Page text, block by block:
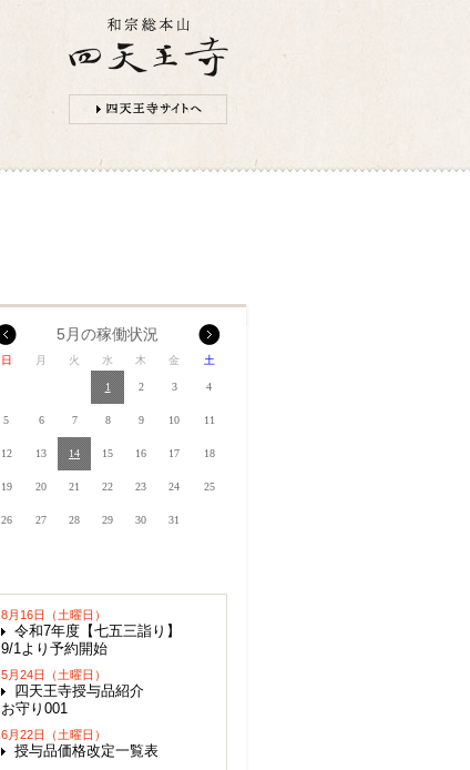
5月の稼働状況
日 月 火 水 木 金 土
1 2 3 4
5 6 7 8 9 10 11
12 13 14 15 16 17 18
19 20 21 22 23 24 25
26 27 28 29 30 31
8月16日（土曜日）
令和7年度【七五三詣り】
9/1より予約開始
5月24日（土曜日）
四天王寺授与品紹介
お守り001
6月22日（土曜日）
授与品価格改定一覧表